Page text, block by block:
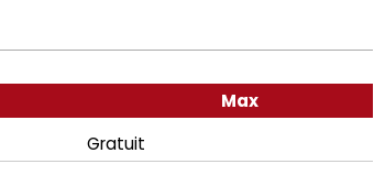
Max
Gratuit